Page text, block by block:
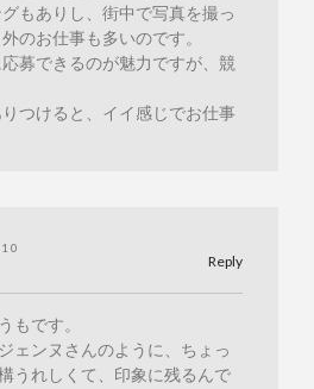
もありし、街中で写真を撮っ
のお仕事も多いのです。
募できるのが魅力ですが、競
つけると、イイ感じでお仕事
Reply
もです。
ェンヌさんのように、ちょっ
うれしくて、印象に残るんで